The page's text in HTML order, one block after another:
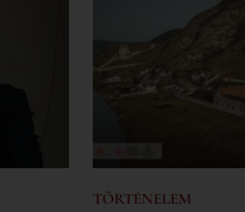
TÖRTÉNELEM